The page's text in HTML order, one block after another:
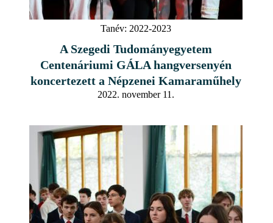
Tanév: 2022-2023
A Szegedi Tudományegyetem
Centenáriumi GÁLA hangversenyén
koncertezett a Népzenei Kamaraműhely
2022. november 11.